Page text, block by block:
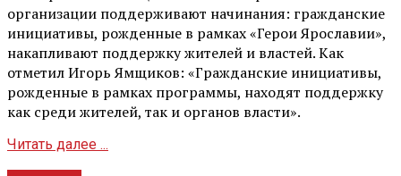
организации поддерживают начинания: гражданские
инициативы, рожденные в рамках «Герои Ярославии»,
накапливают поддержку жителей и властей. Как
отметил Игорь Ямщиков: «Гражданские инициативы,
рожденные в рамках программы, находят поддержку
как среди жителей, так и органов власти».
Читать далее ...